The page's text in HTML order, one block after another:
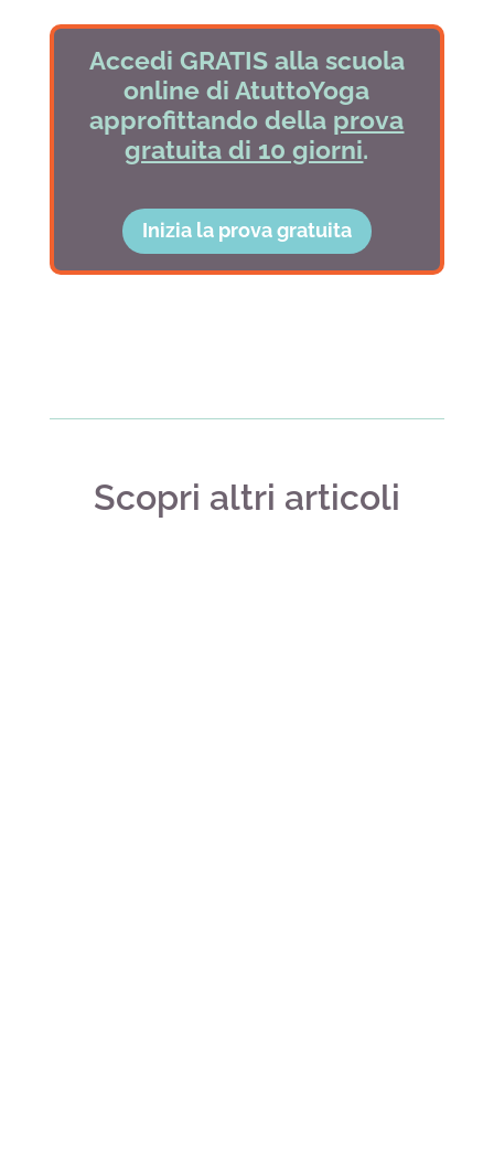
Accedi GRATIS alla scuola
online di AtuttoYoga
approfittando della prova
gratuita di 10 giorni.
Inizia la prova gratuita
Scopri altri articoli